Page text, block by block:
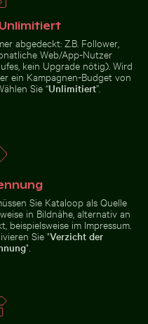
Ruhiger Strand mit Treibholz und
Meeresblick
Elegante Weinflasche mit
auf Küstenstadt bei
am ruhigen Seeufer
Schilf am ruhigen Seeufer bei
Straße
abgedeckt: Z.B. Follower,
Web/App-Nutzer
kein Upgrade nötig). Wird
ein Kampagnen-Budget von
Sie “Unlimitiert”.
Sie Kataloop als Quelle
in Bildnähe, alternativ an
beispielsweise im Impressum.
Sie "Verzicht der
".